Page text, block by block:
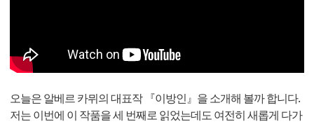
오늘은 알베르 카뮈의 대표작 『이방인』을 소개해 볼까 합니다.
저는 이번에 이 작품을 세 번째로 읽었는데도 여전히 새롭게 다가